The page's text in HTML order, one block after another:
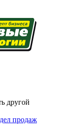
другой
продаж